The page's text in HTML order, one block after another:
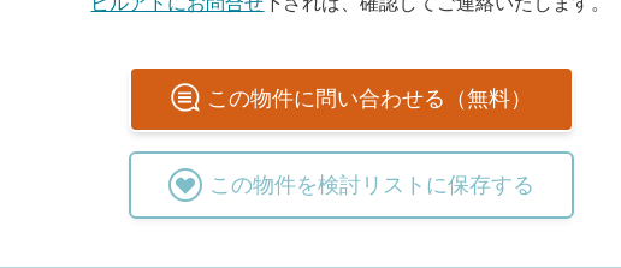
この物件に問い合わせる（無料）
この物件を検討リストに保存する